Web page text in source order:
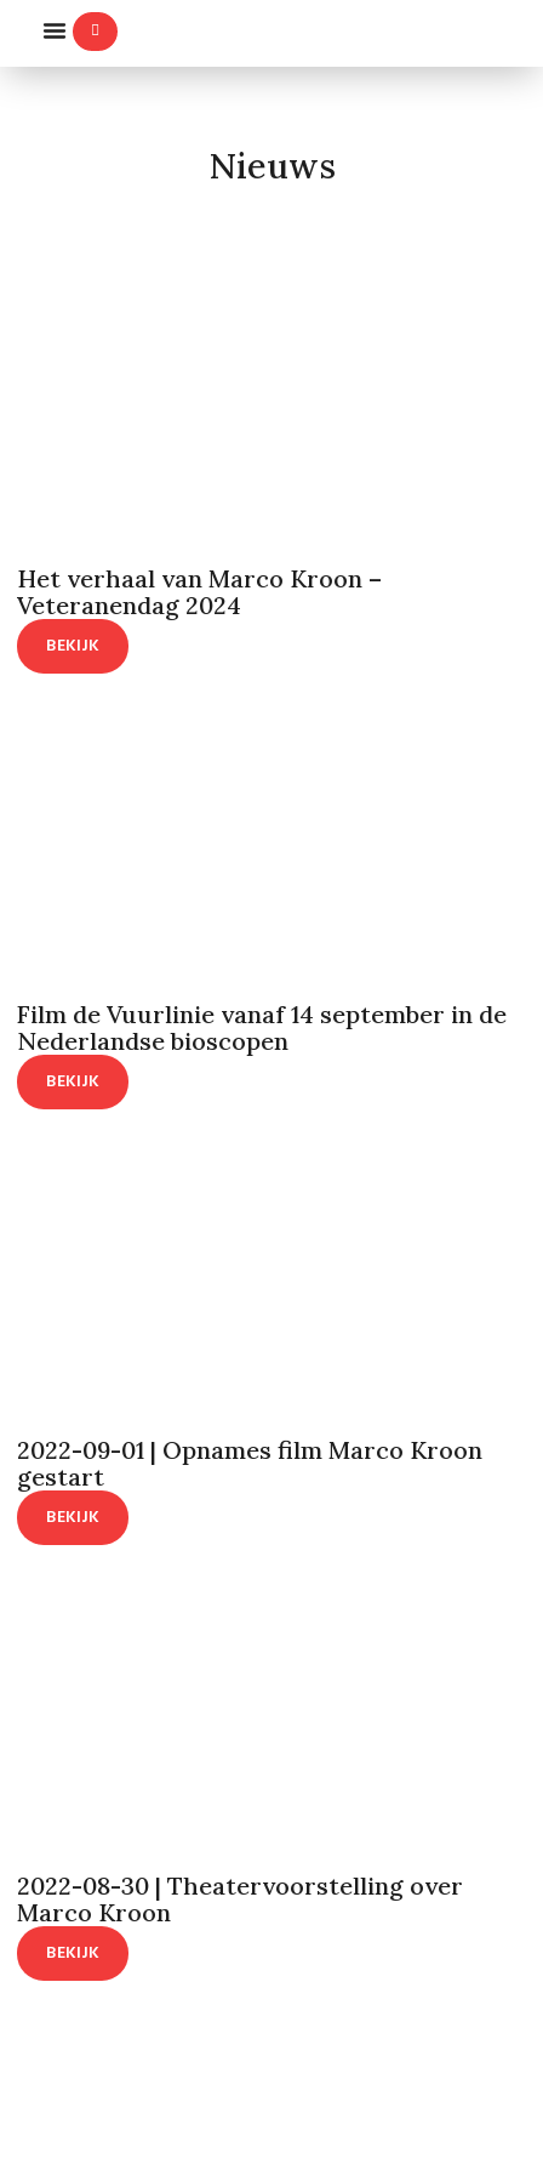
Nieuws
Het verhaal van Marco Kroon –
Veteranendag 2024
BEKIJK
Film de Vuurlinie vanaf 14 september in de
Nederlandse bioscopen
BEKIJK
2022-09-01 | Opnames film Marco Kroon
gestart
BEKIJK
2022-08-30 | Theatervoorstelling over
Marco Kroon
BEKIJK